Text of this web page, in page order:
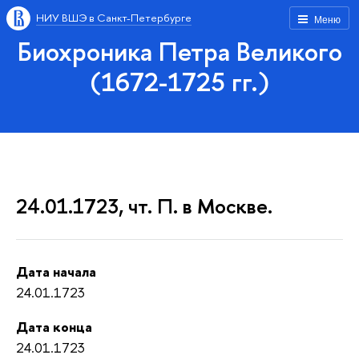
Меню
НИУ ВШЭ в Санкт-Петербурге
Биохроника Петра Великого
(1672-1725 гг.)
24.01.1723, чт. П. в Москве.
Дата начала
24.01.1723
Дата конца
24.01.1723